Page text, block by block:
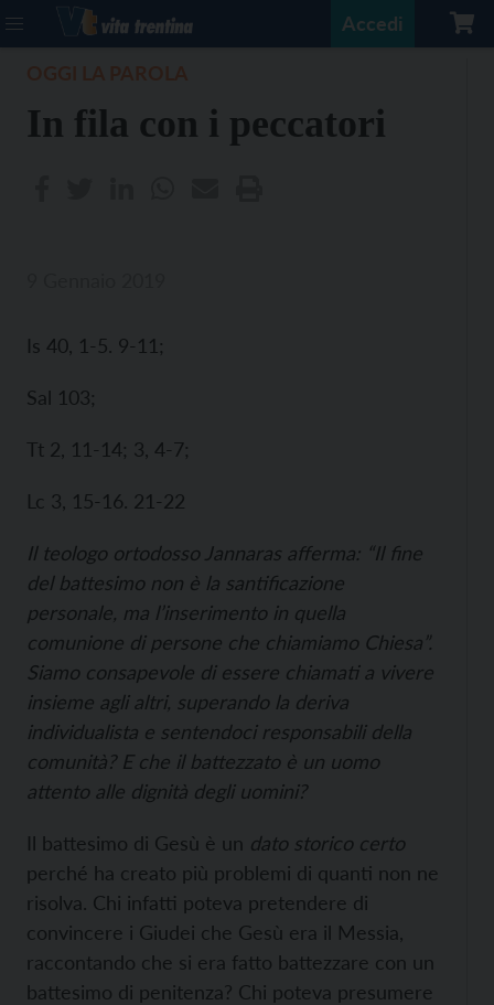
Accedi
In fila con i peccatori
Is 40, 1-5. 9-11;
Sal 103;
Tt 2, 11-14; 3, 4-7;
Lc 3, 15-16. 21-22
Il teologo ortodosso Jannaras afferma: “Il fine
del battesimo non è la santificazione
personale, ma l’inserimento in quella
comunione di persone che chiamiamo Chiesa”.
Siamo consapevole di essere chiamati a vivere
insieme agli altri, superando la deriva
individualista e sentendoci responsabili della
comunità? E che il battezzato è un uomo
attento alle dignità degli uomini?
Il battesimo di Gesù è un dato storico certo
perché ha creato più problemi di quanti non ne
risolva. Chi infatti poteva pretendere di
convincere i Giudei che Gesù era il Messia,
raccontando che si era fatto battezzare con un
battesimo di penitenza? Chi poteva presumere